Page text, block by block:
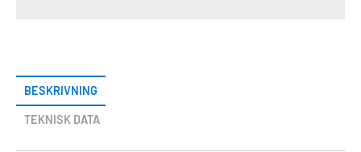
BESKRIVNING
TEKNISK DATA